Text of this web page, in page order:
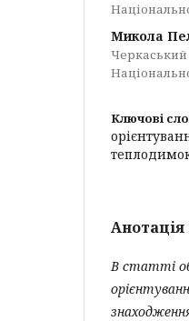
Микола
Черкаський
Ключові
Анотація
В статті